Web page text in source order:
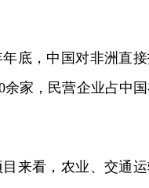
底，中国对非洲直
余家，民营企业占中
来看，农业、交通